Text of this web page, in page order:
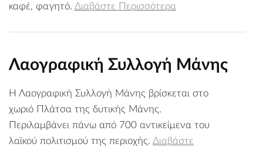
καφέ, φαγητό. Διαβάστε Περισσότερα
Λαογραφική Συλλογή Μάνης
Η Λαογραφική Συλλογή Μάνης βρίσκεται στο
χωριό Πλάτσα της δυτικής Μάνης.
Περιλαμβάνει πάνω από 700 αντικείμενα του
λαϊκού πολιτισμού της περιοχής. Διαβάστε